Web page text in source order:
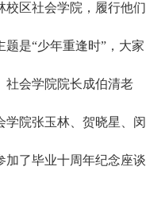
校区社会学院，履行他们
是“少年重逢时”，大家
社会学院院长成伯清老
学院张玉林、贺晓星、闵
加了毕业十周年纪念座谈